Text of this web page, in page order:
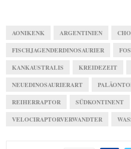
AONIKENK ARGENTINIEN
FISCHJAGENDERDINOSAURIER
KANKAUSTRALIS KREIDEZEIT
NEUEDINOSAURIERART
REIHERRAPTOR SÜDKONTINENT
VELOCIRAPTORVERWANDTER